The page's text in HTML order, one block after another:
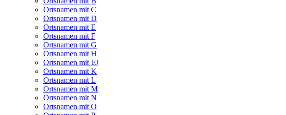
Ortsnamen mit C
Ortsnamen mit D
Ortsnamen mit E
Ortsnamen mit F
Ortsnamen mit G
Ortsnamen mit H
Ortsnamen mit I/J
Ortsnamen mit K
Ortsnamen mit L
Ortsnamen mit M
Ortsnamen mit N
Ortsnamen mit O